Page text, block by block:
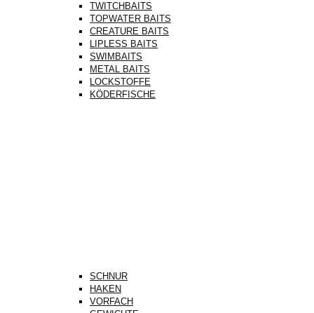
TWITCHBAITS
TOPWATER BAITS
CREATURE BAITS
LIPLESS BAITS
SWIMBAITS
METAL BAITS
LOCKSTOFFE
KÖDERFISCHE
SCHNUR
HAKEN
VORFACH